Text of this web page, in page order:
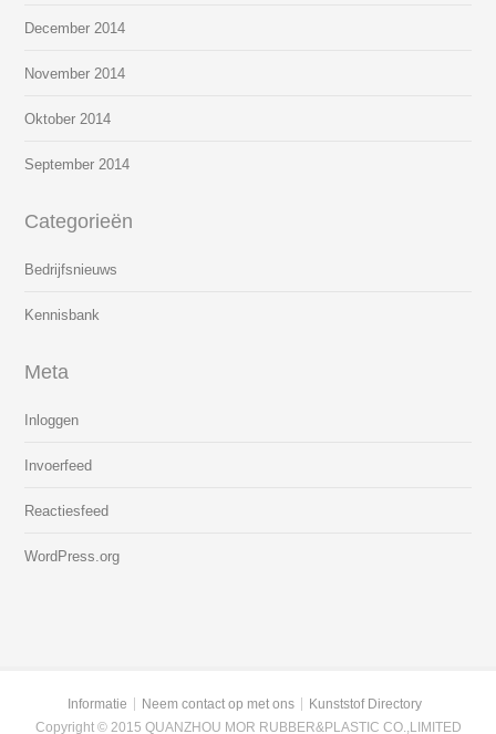
December 2014
November 2014
Oktober 2014
September 2014
Categorieën
Bedrijfsnieuws
Kennisbank
Meta
Inloggen
Invoerfeed
Reactiesfeed
WordPress.org
Informatie Neem contact op met ons
Kunststof Directory
Copyright © 2015 QUANZHOU MOR RUBBER&PLASTIC CO.,LIMITED